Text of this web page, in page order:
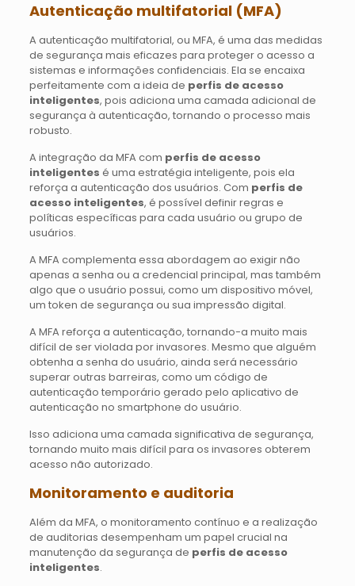
Autenticação multifatorial (MFA)
A autenticação multifatorial, ou MFA, é uma das medidas
de segurança mais eficazes para proteger o acesso a
sistemas e informações confidenciais. Ela se encaixa
perfeitamente com a ideia de perfis de acesso
inteligentes, pois adiciona uma camada adicional de
segurança à autenticação, tornando o processo mais
robusto.
A integração da MFA com perfis de acesso
inteligentes é uma estratégia inteligente, pois ela
reforça a autenticação dos usuários. Com perfis de
acesso inteligentes, é possível definir regras e
políticas específicas para cada usuário ou grupo de
usuários.
A MFA complementa essa abordagem ao exigir não
apenas a senha ou a credencial principal, mas também
algo que o usuário possui, como um dispositivo móvel,
um token de segurança ou sua impressão digital.
A MFA reforça a autenticação, tornando-a muito mais
difícil de ser violada por invasores. Mesmo que alguém
obtenha a senha do usuário, ainda será necessário
superar outras barreiras, como um código de
autenticação temporário gerado pelo aplicativo de
autenticação no smartphone do usuário.
Isso adiciona uma camada significativa de segurança,
tornando muito mais difícil para os invasores obterem
acesso não autorizado.
Monitoramento e auditoria
Além da MFA, o monitoramento contínuo e a realização
de auditorias desempenham um papel crucial na
manutenção da segurança de perfis de acesso
inteligentes.